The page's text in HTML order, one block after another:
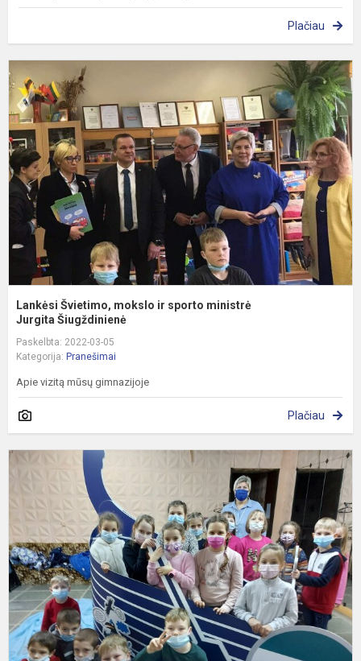
Plačiau
Lankėsi Švietimo, mokslo ir sporto ministrė
Jurgita Šiugždinienė
Paskelbta: 2022-03-05
Kategorija: Pranešimai
Apie vizitą mūsų gimnazijoje
Plačiau